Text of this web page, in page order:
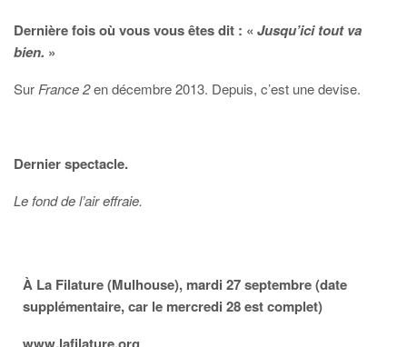
Dernière fois où vous vous êtes dit : « Jusqu’ici tout va
bien. »
Sur France 2en décembre 2013. Depuis, c’est une devise.
Dernier spectacle.
Le fond de l’air effraie.
À La Filature (Mulhouse), mardi 27 septembre (date
supplémentaire, car le mercredi 28 est complet)